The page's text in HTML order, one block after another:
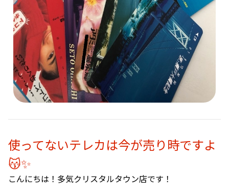
使ってないテレカは今が売り時ですよ
😽✨
こんにちは！多気クリスタルタウン店です！